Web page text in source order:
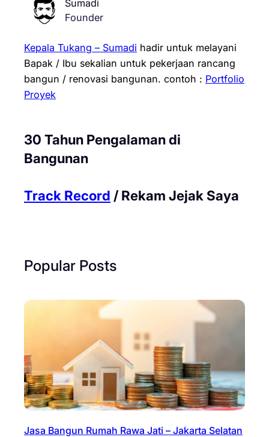
Sumadi
Founder
Kepala Tukang – Sumadi hadir untuk melayani
Bapak / Ibu sekalian untuk pekerjaan rancang
bangun / renovasi bangunan. contoh : Portfolio
Proyek
30 Tahun Pengalaman di
Bangunan
Track Record / Rekam Jejak Saya
Popular Posts
Jasa Bangun Rumah Rawa Jati – Jakarta Selatan